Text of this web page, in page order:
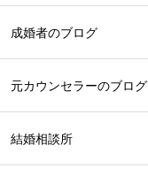
成婚者のブログ
元カウンセラーのブログ
結婚相談所